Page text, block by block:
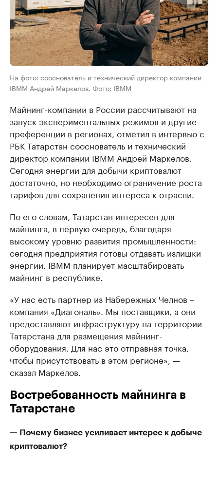
На фото: сооснователь и технический директор компании
IBMM Андрей Маркелов. Фото: IBMM
Майнинг-компании в России рассчитывают на
запуск экспериментальных режимов и другие
преференции в регионах, отметил в интервью с
РБК Татарстан сооснователь и технический
директор компании IBMM Андрей Маркелов.
Сегодня энергии для добычи криптовалют
достаточно, но необходимо ограничение роста
тарифов для сохранения интереса к отрасли.
По его словам, Татарстан интересен для
майнинга, в первую очередь, благодаря
высокому уровню развития промышленности:
сегодня предприятия готовы отдавать излишки
энергии. IBMM планирует масштабировать
майнинг в республике.
«У нас есть партнер из Набережных Челнов –
компания «Диагональ». Мы поставщики, а они
предоставляют инфраструктуру на территории
Татарстана для размещения майнинг-
оборудования. Для нас это отправная точка,
чтобы присутствовать в этом регионе», —
сказал Маркелов.
Востребованность майнинга в
Татарстане
— Почему бизнес усиливает интерес к добыче
криптовалют?